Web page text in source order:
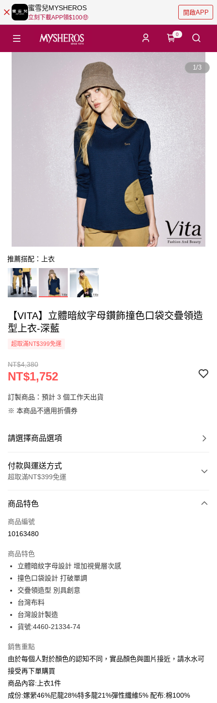
蜜雪兒MYSHEROS
立刻下載APP領$100🤑
開啟APP
0
1/3
推薦搭配：上衣
【VITA】立體暗紋字母鑽飾撞色口袋交疊領造
型上衣-深藍
超取滿NT$399免運
NT$4,380
NT$1,752
訂製商品：預計 3 個工作天出貨
※ 本商品不適用折價券
請選擇商品選項
付款與運送方式
超取滿NT$399免運
信用卡一次付款
信用卡分期付款
合作金庫商業銀行
華南商業銀行
彰化商業銀行
上海商業儲蓄銀行
國泰世華商業銀行
臺灣中小企業銀行
匯豐（台灣）商業銀行
聯邦商業銀行
元大商業銀行
台新國際商業銀行
台灣樂天信用卡公司
LINE Pay
Apple Pay
街口支付
悠遊付
ATM付款
貨到付款
運送方式
商品特色
商品編號
10163480
商品特色
立體暗紋字母設計 增加視覺層次感
撞色口袋設計 打破單調
交疊領造型 別具創意
台灣布料
台灣設計製造
貨號:4460-21334-74
銷售重點
由於每個人對於顏色的認知不同，實品顏色與圖片接近，請水水可
接受再下單購買
商品內容:上衣1件
成份:嫘縈46%尼龍28%特多龍21%彈性纖維5% 配布:棉100%